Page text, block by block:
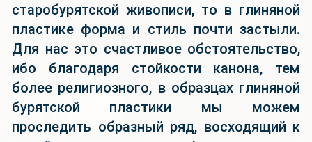
старобурятской живописи, то в глиняной
пластике форма и стиль почти застыли.
Для нас это счастливое обстоятельство,
ибо благодаря стойкости канона, тем
более религиозного, в образцах глиняной
бурятской пластики мы можем
проследить образный ряд, восходящий к